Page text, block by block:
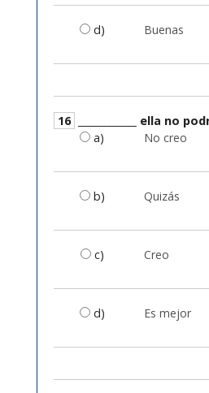
d) Buenas
16
____________ ella no
a)
No creo
b) Quizás
c) Creo
d) Es mejor